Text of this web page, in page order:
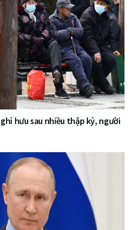
hưu sau nhiều thập kỷ, người